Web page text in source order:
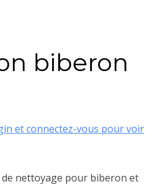
biberon
et connectez-vous pour voir
nettoyage pour biberon et